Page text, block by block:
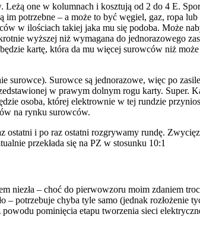
one w kolumnach i kosztują od 2 do 4 E.
potrzebne – a może to być węgiel, gaz, ropa lub
w ilościach takiej jaka mu się podoba. Może
wyższej niż wymagana do jednorazowego
kartę, która da mu więcej surowców niż
surowce). Surowce są jednorazowe, więc po
w prawym dolnym rogu karty. Super.
osoba, której elektrownie w tej rundzie
na rynku surowców.
i po raz ostatni rozgrywamy rundę.
przekłada się na PZ w stosunku 10:1
niezła – choć do pierwowzoru moim zdaniem
potrzebuje chyba tyle samo (jednak rozłożenie
pominięcia etapu tworzenia sieci